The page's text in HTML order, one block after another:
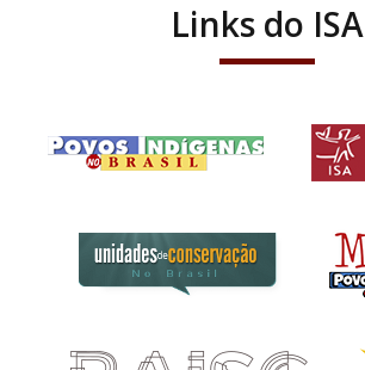
Links do ISA